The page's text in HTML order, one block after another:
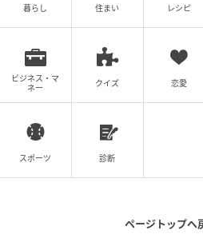
暮らし 住まい レシピ
ビジネス・マ
ネー
クイズ 恋愛
スポーツ 診断
ページトップへ